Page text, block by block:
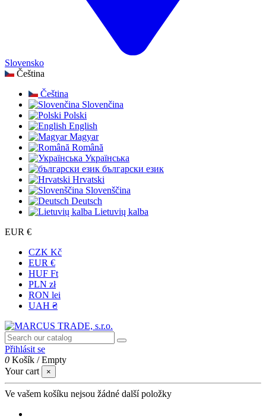
Slovensko
Čeština
Čeština
Slovenčina
Polski
English
Magyar
Română
Українська
български език
Hrvatski
Slovenščina
Deutsch
Lietuvių kalba
EUR €
CZK Kč
EUR €
HUF Ft
PLN zł
RON lei
UAH ₴
Přihlásit se
0 Košík /Empty
Your cart
×
Ve vašem košíku nejsou žádné další položky